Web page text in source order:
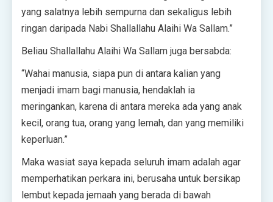
yang salatnya lebih sempurna dan sekaligus lebih
ringan daripada Nabi Shallallahu Alaihi Wa Sallam.”
Beliau Shallallahu Alaihi Wa Sallam juga bersabda:
“Wahai manusia, siapa pun di antara kalian yang
menjadi imam bagi manusia, hendaklah ia
meringankan, karena di antara mereka ada yang anak
kecil, orang tua, orang yang lemah, dan yang memiliki
keperluan.”
Maka wasiat saya kepada seluruh imam adalah agar
memperhatikan perkara ini, berusaha untuk bersikap
lembut kepada jemaah yang berada di bawah